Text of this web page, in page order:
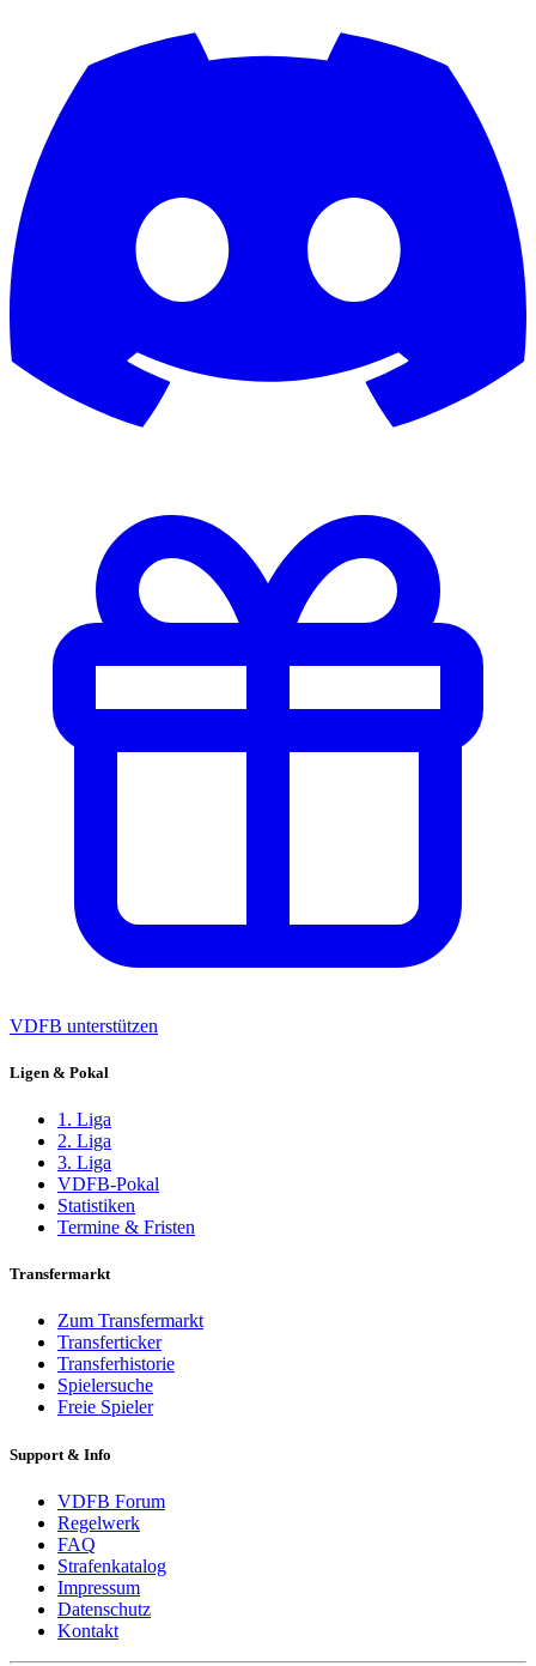
VDFB unterstützen
Ligen & Pokal
1. Liga
2. Liga
3. Liga
VDFB-Pokal
Statistiken
Termine & Fristen
Transfermarkt
Zum Transfermarkt
Transferticker
Transferhistorie
Spielersuche
Freie Spieler
Support & Info
VDFB Forum
Regelwerk
FAQ
Strafenkatalog
Impressum
Datenschutz
Kontakt